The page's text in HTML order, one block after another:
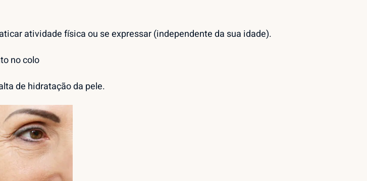
atividade física ou se expressar (independente da sua idade).
no colo
de hidratação da pele.